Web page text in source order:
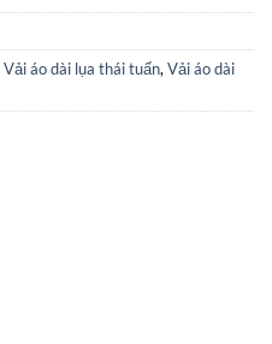
Vải áo dài lụa thái tuấn, Vải áo dài